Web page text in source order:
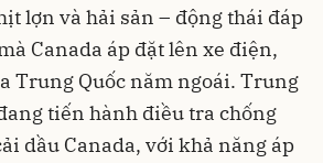
lợn và hải sản – động thái đáp
Canada áp đặt lên xe điện,
Trung Quốc năm ngoái. Trung
tiến hành điều tra chống
dầu Canada, với khả năng áp